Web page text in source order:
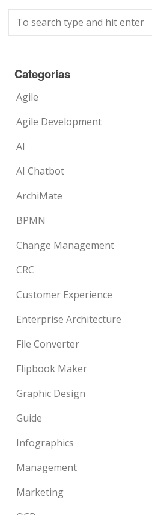
Categorías
Agile
Agile Development
AI
AI Chatbot
ArchiMate
BPMN
Change Management
CRC
Customer Experience
Enterprise Architecture
File Converter
Flipbook Maker
Graphic Design
Guide
Infographics
Management
Marketing